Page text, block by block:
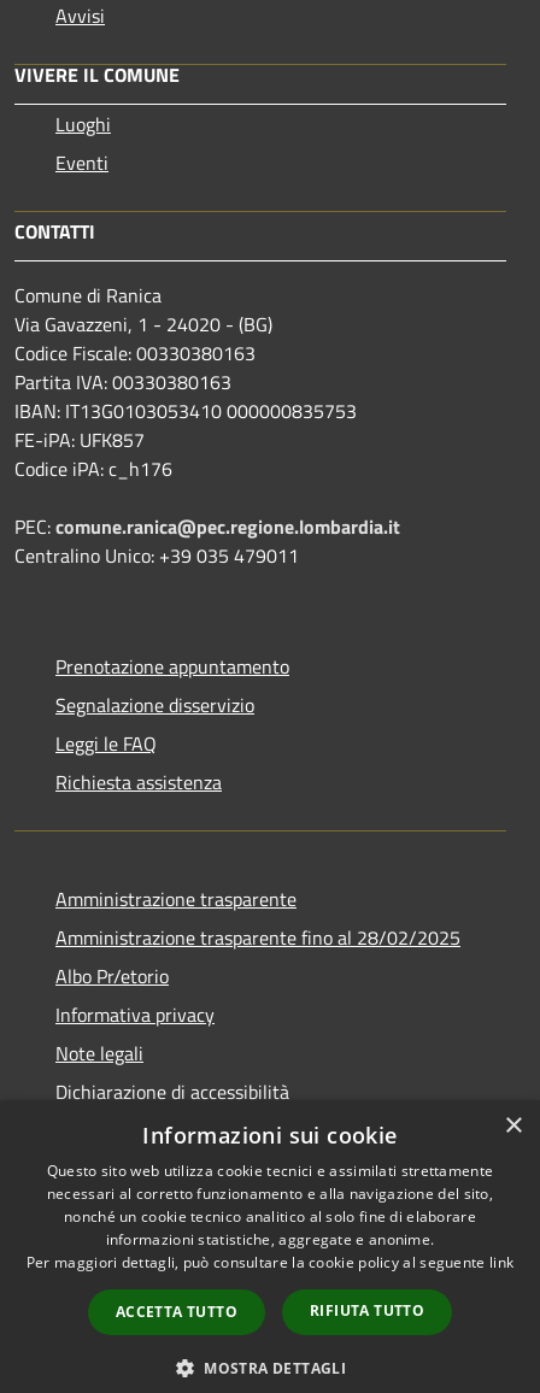
Avvisi
VIVERE IL COMUNE
Luoghi
Eventi
CONTATTI
Comune di Ranica
Via Gavazzeni, 1 - 24020 - (BG)
Codice Fiscale: 00330380163
Partita IVA: 00330380163
IBAN: IT13G0103053410 000000835753
FE-iPA: UFK857
Codice iPA: c_h176
PEC:comune.ranica@pec.regione.lombardia.it
Centralino Unico: +39 035 479011
Prenotazione appuntamento
Segnalazione disservizio
Leggi le FAQ
Richiesta assistenza
Amministrazione trasparente
Amministrazione trasparente fino al 28/02/2025
Albo Pr/etorio
Informativa privacy
Note legali
Dichiarazione di accessibilità
Obiettivi di accessibilità
RSS
Accessibilità
Copyright © 2026 • Comune di
Municipium•
Accesso
redazione
×
Informazioni sui cookie
Questo sito web utilizza cookie tecnici e assimilati strettamente
necessari al corretto funzionamento e alla navigazione del sito,
nonché un cookie tecnico analitico al solo fine di elaborare
informazioni statistiche, aggregate e anonime.
Per maggiori dettagli, può consultare la cookie policy al seguente link
ACCETTA TUTTO RIFIUTA TUTTO
MOSTRA DETTAGLI